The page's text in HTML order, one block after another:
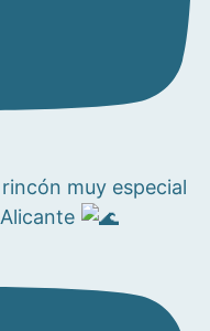
rincón muy especial